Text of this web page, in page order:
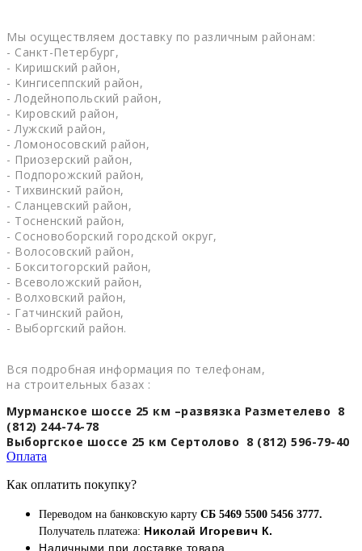
Мы осуществляем доставку по различным районам:
- Санкт-Петербург,
- Киришский район,
- Кингисеппский район,
- Лодейнопольский район,
- Кировский район,
- Лужский район,
- Ломоносовский район,
- Приозерский район,
- Подпорожский район,
- Тихвинский район,
- Сланцевский район,
- Тосненский район,
- Сосновоборский городской округ,
- Волосовский район,
- Бокситогорский район,
- Всеволожский район,
- Волховский район,
- Гатчинский район,
- Выборгский район.
Вся подробная информация по телефонам,
на строительных базах :
Мурманское шоссе 25 км –развязка Разметелево 8
(812) 244-74-78
Выборгское шоссе 25 км Сертолово 8 (812) 596-79-40
Оплата
Как оплатить покупку?
Переводом на банковскую карту СБ 5469 5500 5456 3777.
Получатель платежа: Николай Игоревич К.
Наличными при доставке товара